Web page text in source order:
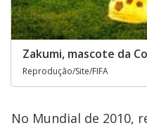
Zakumi, mascote da
Reprodução/Site/FIFA
No Mundial de 2010,